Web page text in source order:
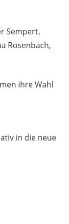
Sempert,
Rosenbach,
ihre Wahl
in die neue